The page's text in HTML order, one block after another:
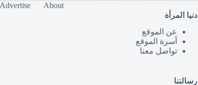
About
Advertise
دنيا المرأة
عن الموقع
أسرة الموقع
تواصل معنا
رسالتنا